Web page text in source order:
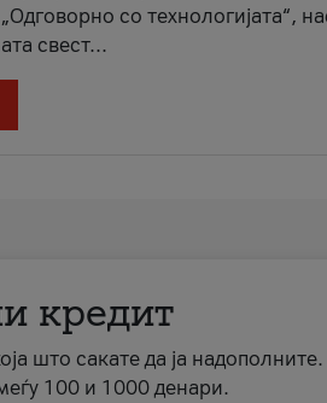
со технологијата“,
свест...
кредит
што сакате да ја
100 и 1000 денари.